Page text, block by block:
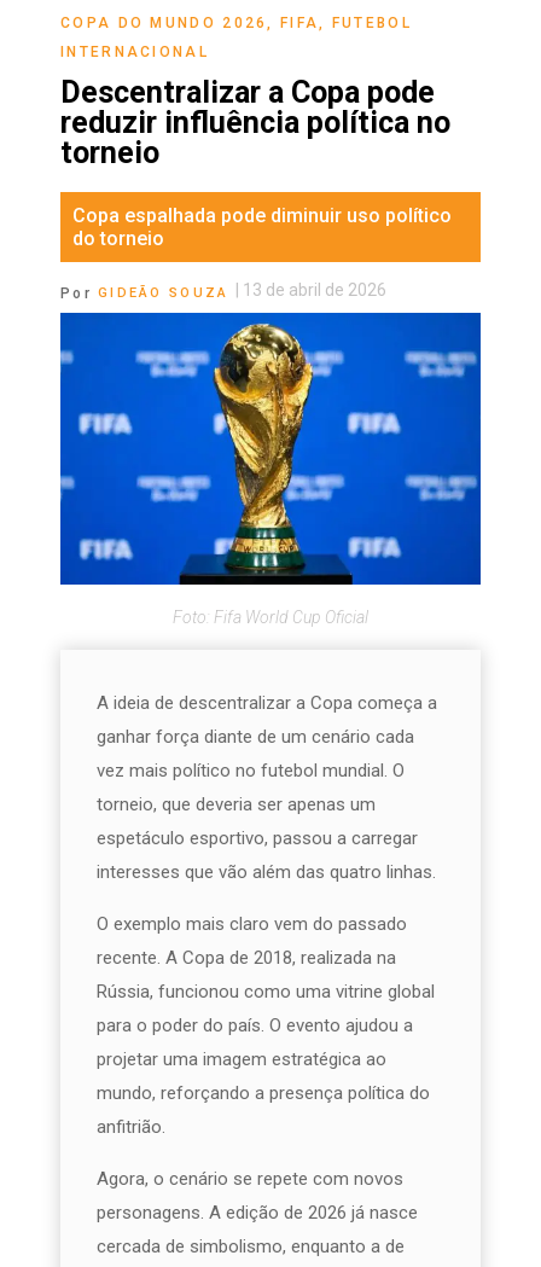
COPA DO MUNDO 2026 ,FIFA
FUTEBOL
INTERNACIONAL
Descentralizar a Copa pode
reduzir influência política no
torneio
Copa espalhada pode diminuir uso político
do torneio
Por GIDEÃO SOUZA 13 de abril de 2026
Foto: Fifa World Cup Oficial
A ideia de descentralizar a Copa começa a
ganhar força diante de um cenário cada
vez mais político no futebol mundial. O
torneio, que deveria ser apenas um
espetáculo esportivo, passou a carregar
interesses que vão além das quatro linhas.
O exemplo mais claro vem do passado
recente. A Copa de 2018, realizada na
Rússia, funcionou como uma vitrine global
para o poder do país. O evento ajudou a
projetar uma imagem estratégica ao
mundo, reforçando a presença política do
anfitrião.
Agora, o cenário se repete com novos
personagens. A edição de 2026 já nasce
cercada de simbolismo, enquanto a de